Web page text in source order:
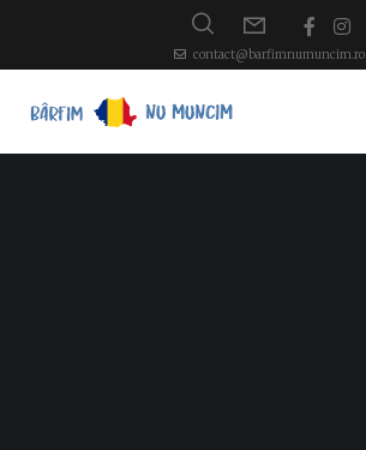
contact@barfimnumuncim.ro